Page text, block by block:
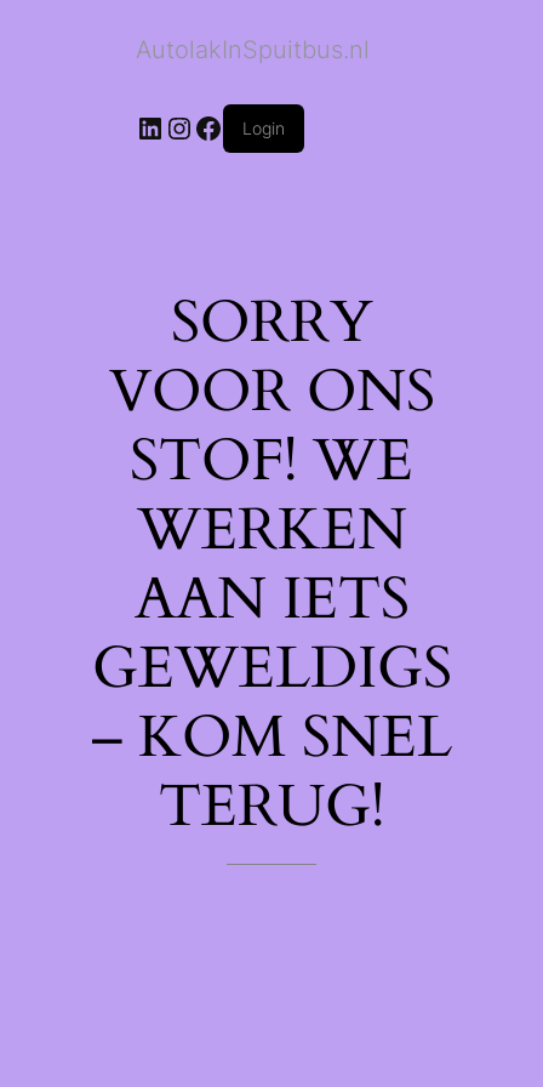
AutolakInSpuitbus.nl
LinkedIn
Instagram
Facebook
Login
SORRY
VOOR ONS
STOF! WE
WERKEN
AAN IETS
GEWELDIGS
– KOM SNEL
TERUG!